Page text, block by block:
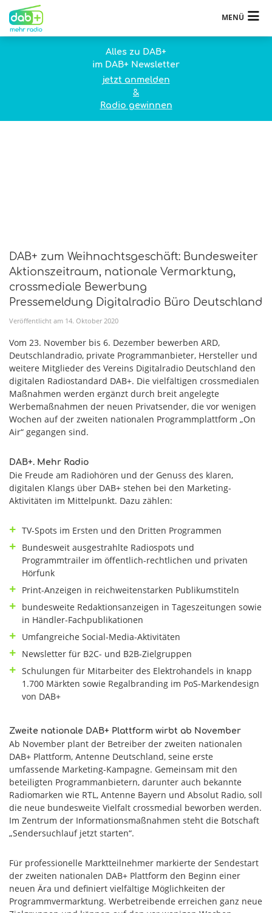
MENÜ
Alles zu DAB+
im DAB+ Newsletter
jetzt anmelden
&
Radio gewinnen
DAB+ zum Weihnachtsgeschäft: Bundesweiter
Aktionszeitraum, nationale Vermarktung,
crossmediale Bewerbung
Pressemeldung Digitalradio Büro Deutschland
Veröffentlicht am 14. Oktober 2020
Vom 23. November bis 6. Dezember bewerben ARD,
Deutschlandradio, private Programmanbieter, Hersteller und
weitere Mitglieder des Vereins Digitalradio Deutschland den
digitalen Radiostandard DAB+. Die vielfältigen crossmedialen
Maßnahmen werden ergänzt durch breit angelegte
Werbemaßnahmen der neuen Privatsender, die vor wenigen
Wochen auf der zweiten nationalen Programmplattform „On
Air“ gegangen sind.
DAB+. Mehr Radio
Die Freude am Radiohören und der Genuss des klaren,
digitalen Klangs über DAB+ stehen bei den Marketing-
Aktivitäten im Mittelpunkt. Dazu zählen:
TV-Spots im Ersten und den Dritten Programmen
Bundesweit ausgestrahlte Radiospots und
Programmtrailer im öffentlich-rechtlichen und privaten
Hörfunk
Print-Anzeigen in reichweitenstarken Publikumstiteln
bundesweite Redaktionsanzeigen in Tageszeitungen sowie
in Händler-Fachpublikationen
Umfangreiche Social-Media-Aktivitäten
Newsletter für B2C- und B2B-Zielgruppen
Schulungen für Mitarbeiter des Elektrohandels in knapp
1.700 Märkten sowie Regalbranding im PoS-Markendesign
von DAB+
Zweite nationale DAB+ Plattform wirbt ab November
Ab November plant der Betreiber der zweiten nationalen
DAB+ Plattform, Antenne Deutschland, seine erste
umfassende Marketing-Kampagne. Gemeinsam mit den
beteiligten Programmanbietern, darunter auch bekannte
Radiomarken wie RTL, Antenne Bayern und Absolut Radio, soll
die neue bundesweite Vielfalt crossmedial beworben werden.
Im Zentrum der Informationsmaßnahmen steht die Botschaft
„Sendersuchlauf jetzt starten“.
Für professionelle Marktteilnehmer markierte der Sendestart
der zweiten nationalen DAB+ Plattform den Beginn einer
neuen Ära und definiert vielfältige Möglichkeiten der
Programmvermarktung. Werbetreibende erreichen ganz neue